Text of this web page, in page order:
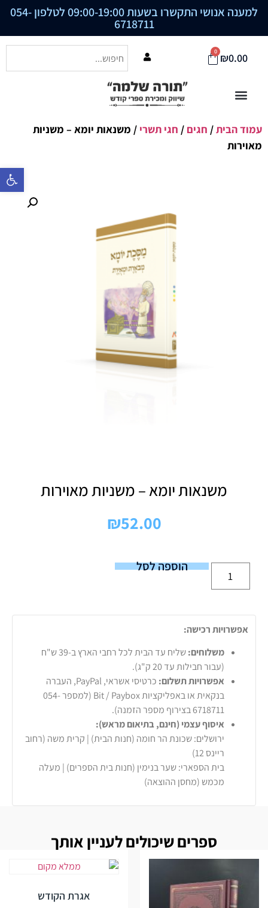
פתח סרגל
למענה אנושי התקשרו בשעות 09:00-19:00 לטלפון 054-
6718711
₪0.00
0
עמוד הבית/ חגים / חגי תשרי / משנאות יומא – משניות
מאוירות
משנאות יומא – משניות מאוירות
₪52.00
הוספה לסל
אפשרויות רכישה:
משלוחים:
שליח עד הבית לכל רחבי הארץ ב-39 ש"ח
(עבור חבילות עד 20 ק"ג).
אפשרויות תשלום:
כרטיסי אשראי, PayPal, העברה
בנקאית או באפליקציות Bit / Paybox (למספר 054-
6718711 בצירוף מספר הזמנה).
איסוף עצמי (חינם, בתיאום מראש):
ירושלים: שכונת הר חומה (חנות הבית) | קרית משה (רחוב
ריינס 12)
בית הספארי: שער בנימין (חנות בית הספרים) | מעלה
מכמש (מחסן ההוצאה)
ספרים שיכולים לעניין אותך
אגרת הקודש